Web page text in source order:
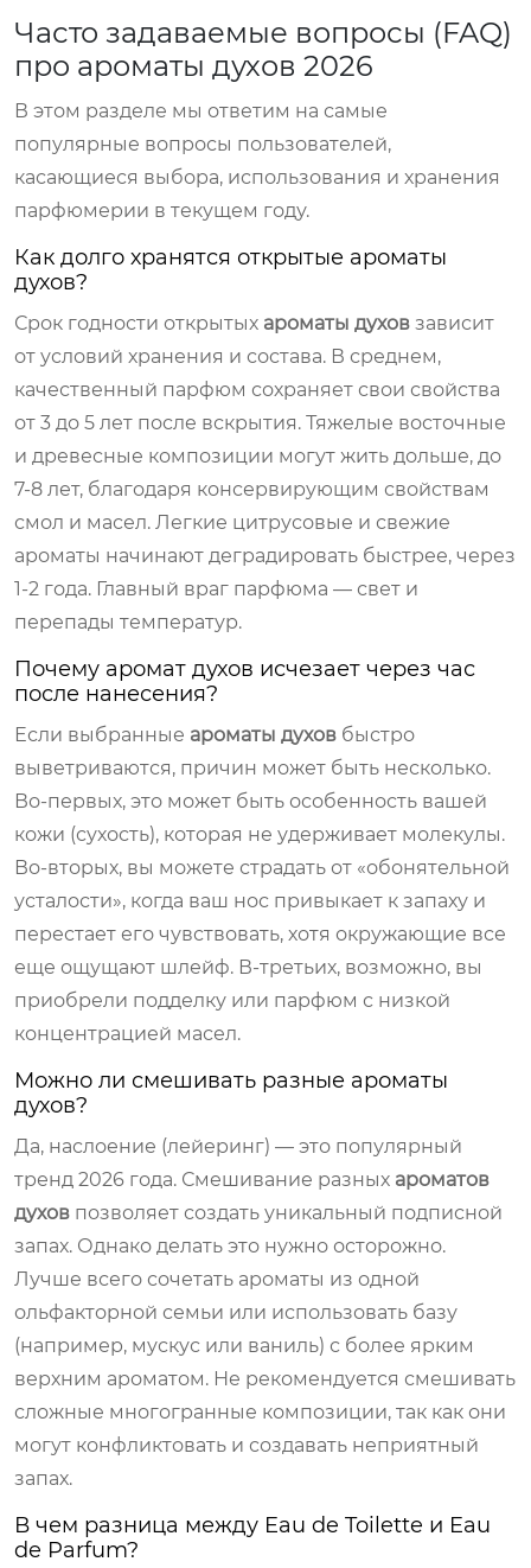
Часто задаваемые вопросы (FAQ)
про ароматы духов 2026
В этом разделе мы ответим на самые
популярные вопросы пользователей,
касающиеся выбора, использования и хранения
парфюмерии в текущем году.
Как долго хранятся открытые ароматы
духов?
Срок годности открытых ароматы духов зависит
от условий хранения и состава. В среднем,
качественный парфюм сохраняет свои свойства
от 3 до 5 лет после вскрытия. Тяжелые восточные
и древесные композиции могут жить дольше, до
7-8 лет, благодаря консервирующим свойствам
смол и масел. Легкие цитрусовые и свежие
ароматы начинают деградировать быстрее, через
1-2 года. Главный враг парфюма — свет и
перепады температур.
Почему аромат духов исчезает через час
после нанесения?
Если выбранные ароматы духов быстро
выветриваются, причин может быть несколько.
Во-первых, это может быть особенность вашей
кожи (сухость), которая не удерживает молекулы.
Во-вторых, вы можете страдать от «обонятельной
усталости», когда ваш нос привыкает к запаху и
перестает его чувствовать, хотя окружающие все
еще ощущают шлейф. В-третьих, возможно, вы
приобрели подделку или парфюм с низкой
концентрацией масел.
Можно ли смешивать разные ароматы
духов?
Да, наслоение (лейеринг) — это популярный
тренд 2026 года. Смешивание разных ароматов
духов позволяет создать уникальный подписной
запах. Однако делать это нужно осторожно.
Лучше всего сочетать ароматы из одной
ольфакторной семьи или использовать базу
(например, мускус или ваниль) с более ярким
верхним ароматом. Не рекомендуется смешивать
сложные многогранные композиции, так как они
могут конфликтовать и создавать неприятный
запах.
В чем разница между Eau de Toilette и Eau
de Parfum?